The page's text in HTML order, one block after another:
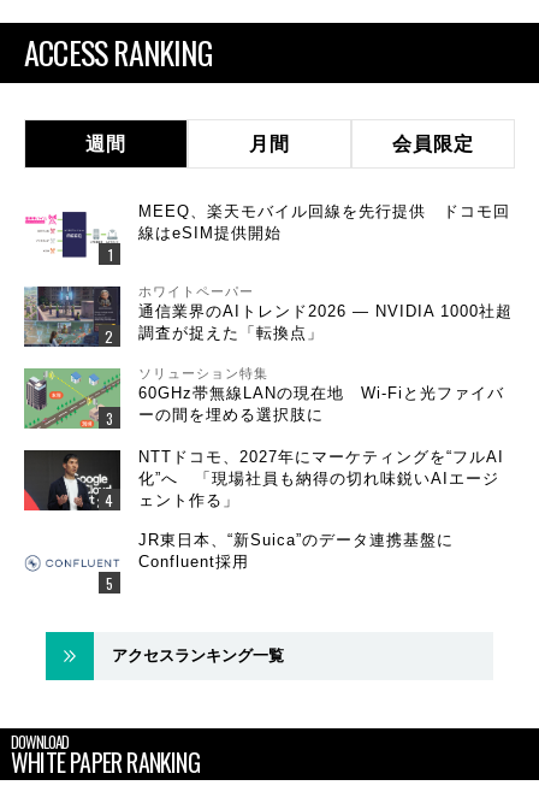
ACCESS RANKING
週間 月間 会員限定
MEEQ、楽天モバイル回線を先行提供 ドコモ回
線はeSIM提供開始
ホワイトペーパー
通信業界のAIトレンド2026 ― NVIDIA 1000社超
調査が捉えた「転換点」
ソリューション特集
60GHz帯無線LANの現在地 Wi-Fiと光ファイバ
ーの間を埋める選択肢に
NTTドコモ、2027年にマーケティングを“フルAI
化”へ 「現場社員も納得の切れ味鋭いAIエージ
ェント作る」
JR東日本、“新Suica”のデータ連携基盤に
Confluent採用
アクセスランキング一覧
DOWNLOAD
WHITE PAPER RANKING